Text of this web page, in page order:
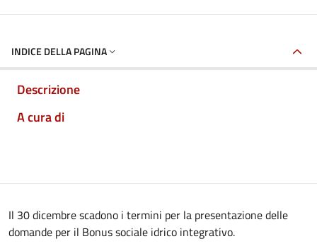
INDICE DELLA PAGINA
Descrizione
A cura di
Il 30 dicembre scadono i termini per la presentazione delle
domande per il Bonus sociale idrico integrativo.